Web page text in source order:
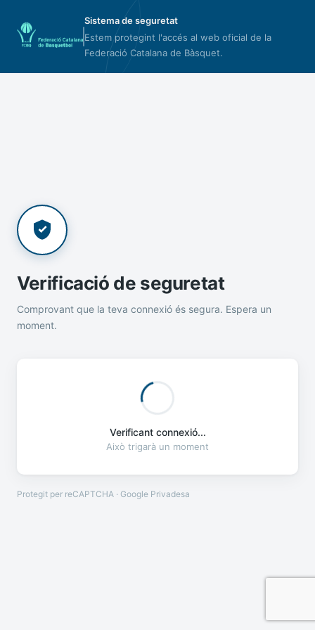
Sistema de seguretat
Estem protegint l'accés al web oficial de la
Federació Catalana de Bàsquet.
Verificació de seguretat
Comprovant que la teva connexió és segura. Espera un
moment.
Verificant connexió...
Això trigarà un moment
Protegit per reCAPTCHA · Google Privadesa